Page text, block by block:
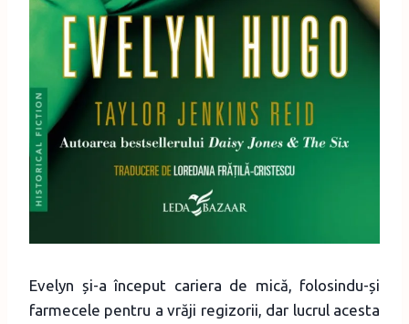
Evelyn și-a început cariera de mică, folosindu-și
farmecele pentru a vrăji regizorii, dar lucrul acesta